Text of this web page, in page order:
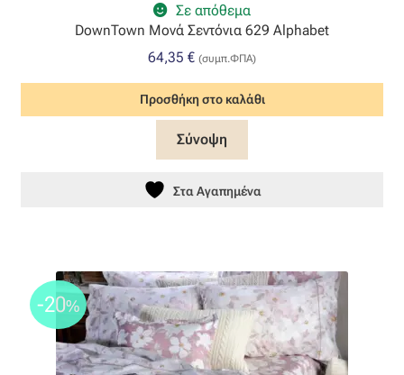
Ζακάρ
Κρεπ
Μπροκάρ
Οργάντζα
Σε απόθεμα
DownTown Μονά Σεντόνια 629 Alphabet
64,35 € (συμπ.ΦΠΑ)
Προσθήκη στο καλάθι
Σύνοψη
Στα Αγαπημένα
-20%